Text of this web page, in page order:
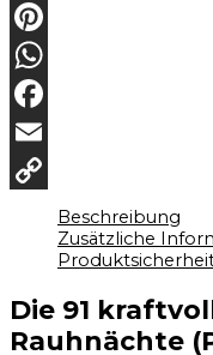
Pinterest
WhatsApp
Facebook
Email
Beschreibung
Zusätzliche
Die 91
Rauhnächte